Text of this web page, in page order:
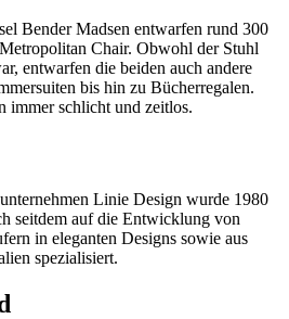
Bender Madsen entwarfen rund 300
Chair. Obwohl der Stuhl
entwarfen die beiden auch andere
bis hin zu Bücherregalen.
immer schlicht und zeitlos.
Linie Design wurde 1980
seitdem auf die Entwicklung von
in eleganten Designs sowie aus
spezialisiert.